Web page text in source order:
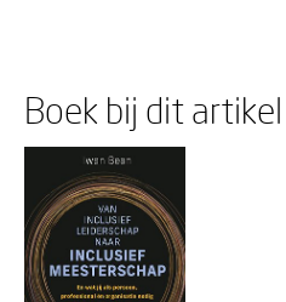
Boek bij dit artikel